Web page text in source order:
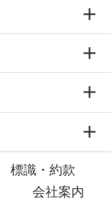
標識・約款
会社案内